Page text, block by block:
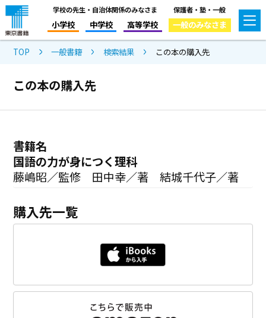
学校の先生・自治体関係のみなさま
小学校 中学校 高等学校
保護者・塾・一般
一般のみなさま
TOP 一般書籍 検索結果 この本の購入先
この本の購入先
書籍名
国語の力が身につく理科
藤嶋昭／監修 田中幸／著 結城千代子／著
購入先一覧